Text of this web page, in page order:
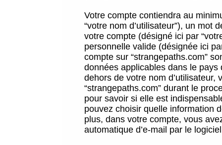
Votre compte contiendra au
“votre nom d’utilisateur”), un mot
votre compte (désigné ici par
personnelle valide (désignée ici
compte sur “strangepaths.com”
données applicables dans le
dehors de votre nom
“strangepaths.com” durant le
pour savoir si elle est
pouvez choisir quelle information
plus, dans votre compte, vous
automatique d’e-mail par le